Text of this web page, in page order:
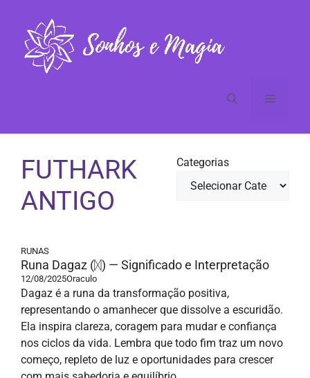
conteúdo
Menu
FUTHARK
ANTIGO
Categorias
RUNAS
Runa Dagaz (ᛞ) — Significado e Interpretação
12/08/2025Oraculo
Dagaz é a runa da transformação positiva,
representando o amanhecer que dissolve a escuridão.
Ela inspira clareza, coragem para mudar e confiança
nos ciclos da vida. Lembra que todo fim traz um novo
começo, repleto de luz e oportunidades para crescer